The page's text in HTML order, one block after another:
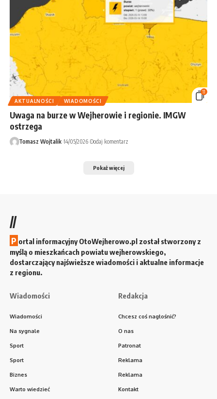
11
AKTUALNOŚCI
WIADOMOŚCI
Uwaga na burze w Wejherowie i regionie. IMGW
ostrzega
Tomasz Wojtalik 14/05/2026 Dodaj komentarz
Pokaż więcej
//
P ortal informacyjny OtoWejherowo.pl został stworzony z
myślą o mieszkańcach powiatu wejherowskiego,
dostarczający najświeższe wiadomości i aktualne informacje
z regionu.
Wiadomości
Wiadomości
Na sygnale
Sport
Sport
Biznes
Warto wiedzieć
Redakcja
Chcesz coś nagłośnić?
O nas
Patronat
Reklama
Reklama
Kontakt